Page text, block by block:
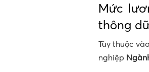
Mức
thông
Tùy thuộc
nghiệp